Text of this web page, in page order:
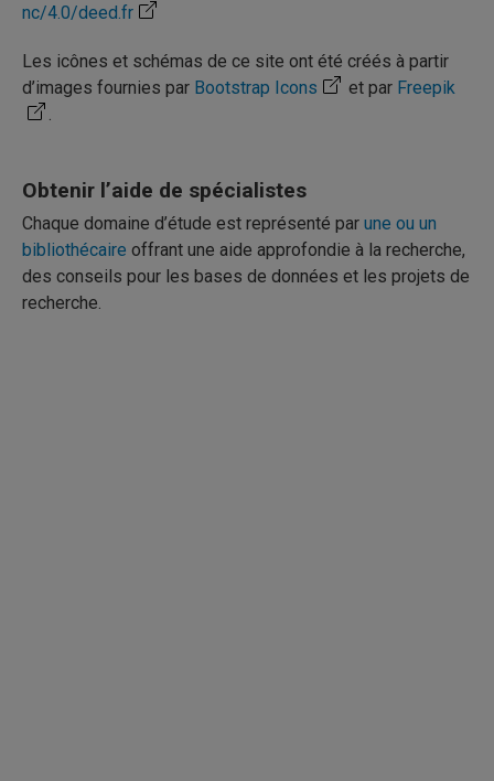
nc/4.0/deed.fr
Les icônes et schémas de ce site ont été créés à partir
d’images fournies par Bootstrap Icons et par Freepik
Obtenir l’aide de spécialistes
Chaque domaine d’étude est représenté par une ou un
bibliothécaire offrant une aide approfondie à la recherche,
des conseils pour les bases de données et les projets de
recherche.